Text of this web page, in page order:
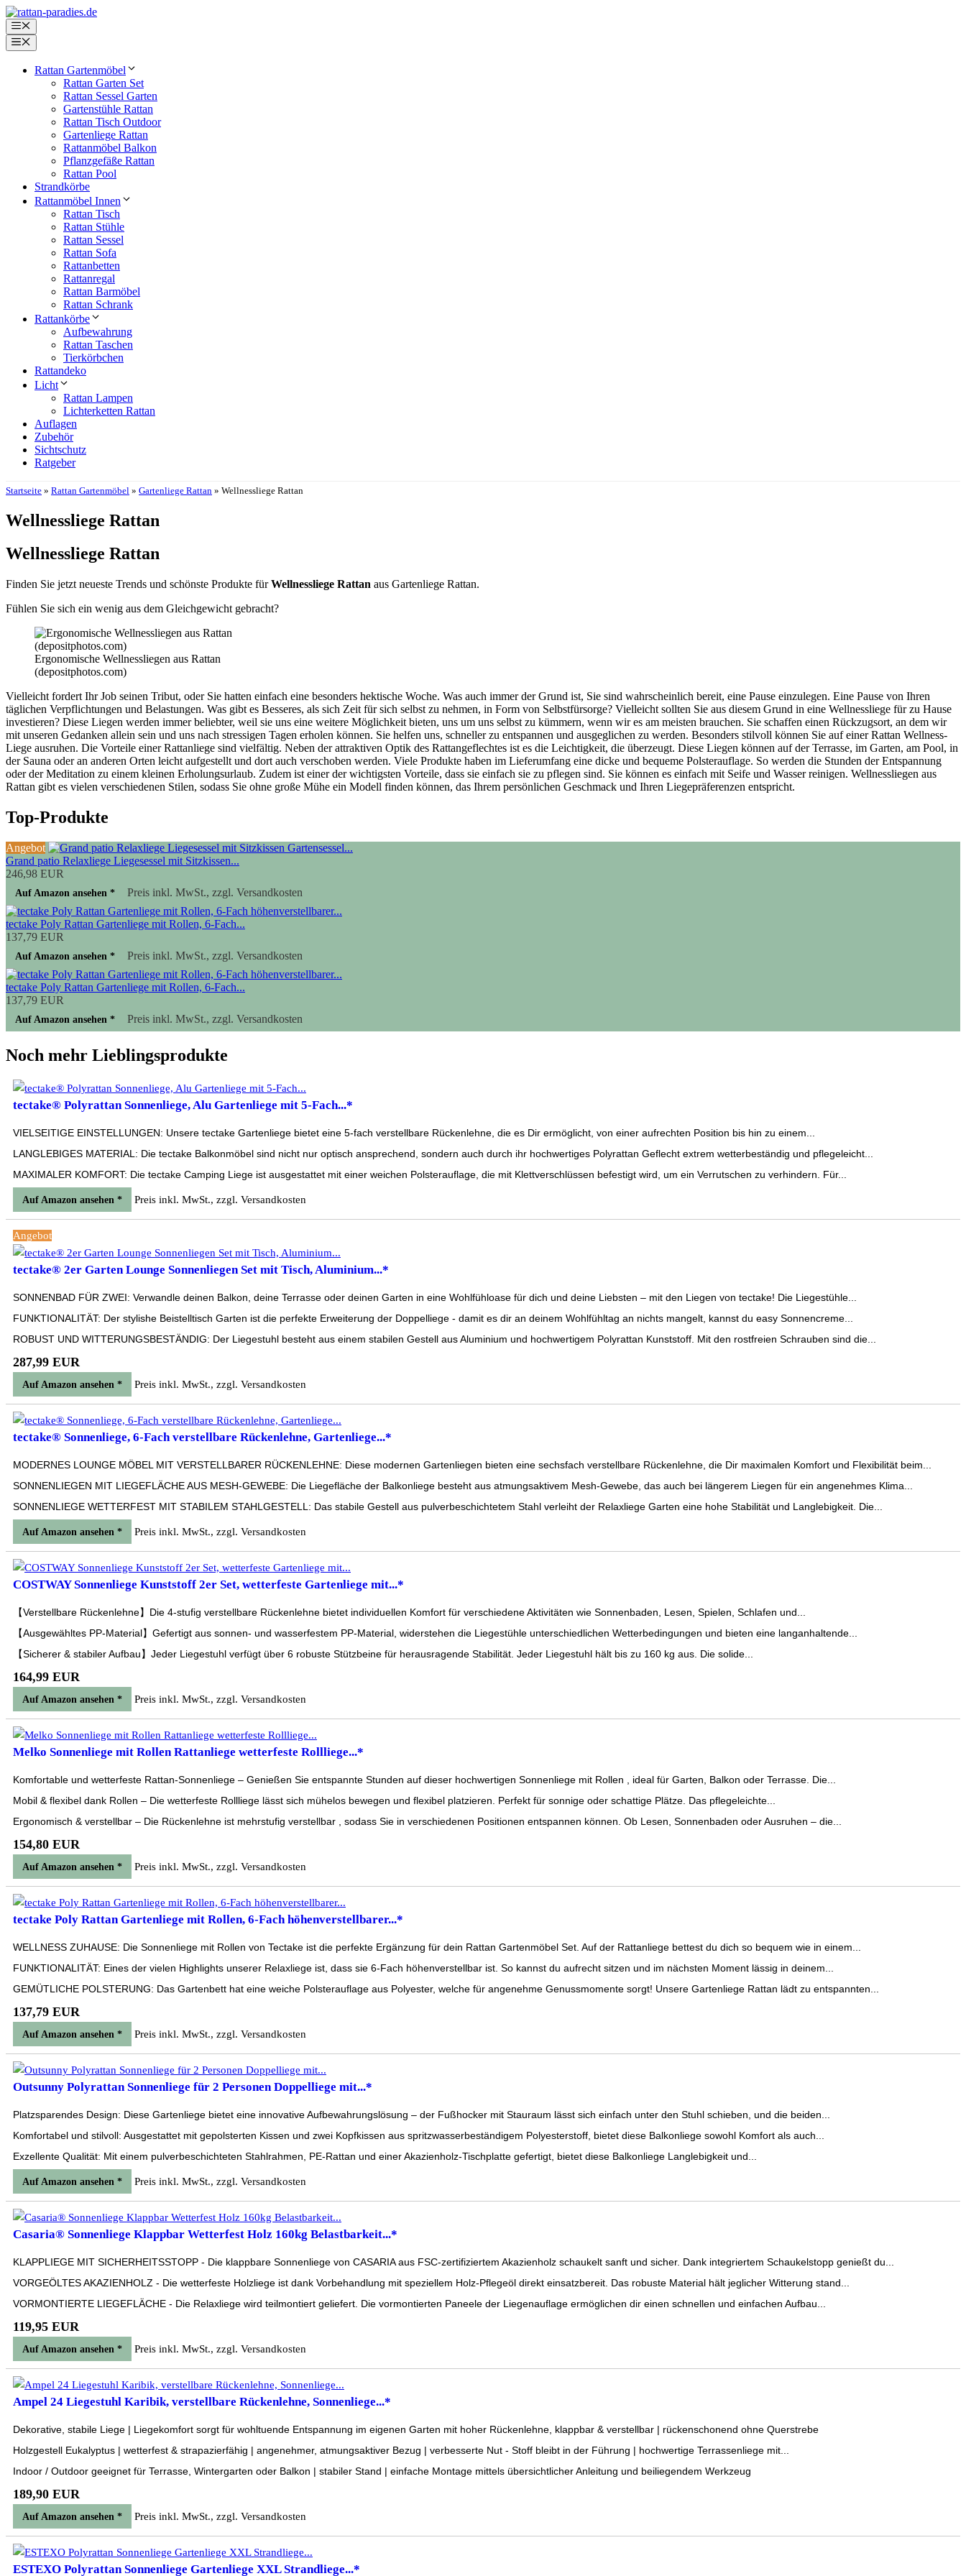
Zum
Inhalt
springen
Menü
Menü
Rattan Gartenmöbel
Rattan Garten Set
Rattan Sessel Garten
Gartenstühle Rattan
Rattan Tisch Outdoor
Gartenliege Rattan
Rattanmöbel Balkon
Pflanzgefäße Rattan
Rattan Pool
Strandkörbe
Rattanmöbel Innen
Rattan Tisch
Rattan Stühle
Rattan Sessel
Rattan Sofa
Rattanbetten
Rattanregal
Rattan Barmöbel
Rattan Schrank
Rattankörbe
Aufbewahrung
Rattan Taschen
Tierkörbchen
Rattandeko
Licht
Rattan Lampen
Lichterketten Rattan
Auflagen
Zubehör
Sichtschutz
Ratgeber
Startseite » Rattan Gartenmöbel » Gartenliege Rattan » Wellnessliege Rattan
Wellnessliege Rattan
Wellnessliege Rattan
Finden Sie jetzt neueste Trends und schönste Produkte fürWellnessliege Rattan aus Gartenliege Rattan.
Fühlen Sie sich ein wenig aus dem Gleichgewicht gebracht?
Ergonomische Wellnessliegen aus Rattan
(depositphotos.com)
Vielleicht fordert Ihr Job seinen Tribut, oder Sie hatten einfach eine besonders hektische Woche. Was auch immer der Grund ist, Sie sind wahrscheinlich bereit, eine Pause einzulegen. Eine Pause von Ihren
täglichen Verpflichtungen und Belastungen. Was gibt es Besseres, als sich Zeit für sich selbst zu nehmen, in Form von Selbstfürsorge? Vielleicht sollten Sie aus diesem Grund in eine Wellnessliege für zu Hause
investieren? Diese Liegen werden immer beliebter, weil sie uns eine weitere Möglichkeit bieten, uns um uns selbst zu kümmern, wenn wir es am meisten brauchen. Sie schaffen einen Rückzugsort, an dem wir
mit unseren Gedanken allein sein und uns nach stressigen Tagen erholen können. Sie helfen uns, schneller zu entspannen und ausgeglichen zu werden. Besonders stilvoll können Sie auf einer Rattan Wellness-
Liege ausruhen. Die Vorteile einer Rattanliege sind vielfältig. Neben der attraktiven Optik des Rattangeflechtes ist es die Leichtigkeit, die überzeugt. Diese Liegen können auf der Terrasse, im Garten, am Pool, in
der Sauna oder an anderen Orten leicht aufgestellt und dort auch verschoben werden. Viele Produkte haben im Lieferumfang eine dicke und bequeme Polsterauflage. So werden die Stunden der Entspannung
oder der Meditation zu einem kleinen Erholungsurlaub. Zudem ist einer der wichtigsten Vorteile, dass sie einfach sie zu pflegen sind. Sie können es einfach mit Seife und Wasser reinigen. Wellnessliegen aus
Rattan gibt es vielen verschiedenen Stilen, sodass Sie ohne große Mühe ein Modell finden können, das Ihrem persönlichen Geschmack und Ihren Liegepräferenzen entspricht.
Top-Produkte
Angebot
Grand patio Relaxliege Liegesessel mit Sitzkissen...
246,98 EUR
Auf Amazon ansehen * Preis inkl. MwSt., zzgl. Versandkosten
tectake Poly Rattan Gartenliege mit Rollen, 6-Fach...
137,79 EUR
Auf Amazon ansehen * Preis inkl. MwSt., zzgl. Versandkosten
tectake Poly Rattan Gartenliege mit Rollen, 6-Fach...
137,79 EUR
Auf Amazon ansehen * Preis inkl. MwSt., zzgl. Versandkosten
Noch mehr Lieblingsprodukte
tectake® Polyrattan Sonnenliege, Alu Gartenliege mit 5-Fach...*
VIELSEITIGE EINSTELLUNGEN: Unsere tectake Gartenliege bietet eine 5-fach verstellbare Rückenlehne, die es Dir ermöglicht, von einer aufrechten Position bis hin zu einem...
LANGLEBIGES MATERIAL: Die tectake Balkonmöbel sind nicht nur optisch ansprechend, sondern auch durch ihr hochwertiges Polyrattan Geflecht extrem wetterbeständig und pflegeleicht...
MAXIMALER KOMFORT: Die tectake Camping Liege ist ausgestattet mit einer weichen Polsterauflage, die mit Klettverschlüssen befestigt wird, um ein Verrutschen zu verhindern. Für...
Auf Amazon ansehen * Preis inkl. MwSt., zzgl. Versandkosten
Angebot
tectake® 2er Garten Lounge Sonnenliegen Set mit Tisch, Aluminium...*
SONNENBAD FÜR ZWEI: Verwandle deinen Balkon, deine Terrasse oder deinen Garten in eine Wohlfühloase für dich und deine Liebsten – mit den Liegen von tectake! Die Liegestühle...
FUNKTIONALITÄT: Der stylishe Beistelltisch Garten ist die perfekte Erweiterung der Doppelliege - damit es dir an deinem Wohlfühltag an nichts mangelt, kannst du easy Sonnencreme...
ROBUST UND WITTERUNGSBESTÄNDIG: Der Liegestuhl besteht aus einem stabilen Gestell aus Aluminium und hochwertigem Polyrattan Kunststoff. Mit den rostfreien Schrauben sind die...
287,99 EUR
Auf Amazon ansehen * Preis inkl. MwSt., zzgl. Versandkosten
tectake® Sonnenliege, 6-Fach verstellbare Rückenlehne, Gartenliege...*
MODERNES LOUNGE MÖBEL MIT VERSTELLBARER RÜCKENLEHNE: Diese modernen Gartenliegen bieten eine sechsfach verstellbare Rückenlehne, die Dir maximalen Komfort und Flexibilität beim...
SONNENLIEGEN MIT LIEGEFLÄCHE AUS MESH-GEWEBE: Die Liegefläche der Balkonliege besteht aus atmungsaktivem Mesh-Gewebe, das auch bei längerem Liegen für ein angenehmes Klima...
SONNENLIEGE WETTERFEST MIT STABILEM STAHLGESTELL: Das stabile Gestell aus pulverbeschichtetem Stahl verleiht der Relaxliege Garten eine hohe Stabilität und Langlebigkeit. Die...
Auf Amazon ansehen * Preis inkl. MwSt., zzgl. Versandkosten
COSTWAY Sonnenliege Kunststoff 2er Set, wetterfeste Gartenliege mit...*
【Verstellbare Rückenlehne】Die 4-stufig verstellbare Rückenlehne bietet individuellen Komfort für verschiedene Aktivitäten wie Sonnenbaden, Lesen, Spielen, Schlafen und...
【Ausgewähltes PP-Material】Gefertigt aus sonnen- und wasserfestem PP-Material, widerstehen die Liegestühle unterschiedlichen Wetterbedingungen und bieten eine langanhaltende...
【Sicherer & stabiler Aufbau】Jeder Liegestuhl verfügt über 6 robuste Stützbeine für herausragende Stabilität. Jeder Liegestuhl hält bis zu 160 kg aus. Die solide...
164,99 EUR
Auf Amazon ansehen * Preis inkl. MwSt., zzgl. Versandkosten
Melko Sonnenliege mit Rollen Rattanliege wetterfeste Rollliege...*
Komfortable und wetterfeste Rattan-Sonnenliege – Genießen Sie entspannte Stunden auf dieser hochwertigen Sonnenliege mit Rollen , ideal für Garten, Balkon oder Terrasse. Die...
Mobil & flexibel dank Rollen – Die wetterfeste Rollliege lässt sich mühelos bewegen und flexibel platzieren. Perfekt für sonnige oder schattige Plätze. Das pflegeleichte...
Ergonomisch & verstellbar – Die Rückenlehne ist mehrstufig verstellbar , sodass Sie in verschiedenen Positionen entspannen können. Ob Lesen, Sonnenbaden oder Ausruhen – die...
154,80 EUR
Auf Amazon ansehen * Preis inkl. MwSt., zzgl. Versandkosten
tectake Poly Rattan Gartenliege mit Rollen, 6-Fach höhenverstellbarer...*
WELLNESS ZUHAUSE: Die Sonnenliege mit Rollen von Tectake ist die perfekte Ergänzung für dein Rattan Gartenmöbel Set. Auf der Rattanliege bettest du dich so bequem wie in einem...
FUNKTIONALITÄT: Eines der vielen Highlights unserer Relaxliege ist, dass sie 6-Fach höhenverstellbar ist. So kannst du aufrecht sitzen und im nächsten Moment lässig in deinem...
GEMÜTLICHE POLSTERUNG: Das Gartenbett hat eine weiche Polsterauflage aus Polyester, welche für angenehme Genussmomente sorgt! Unsere Gartenliege Rattan lädt zu entspannten...
137,79 EUR
Auf Amazon ansehen * Preis inkl. MwSt., zzgl. Versandkosten
Outsunny Polyrattan Sonnenliege für 2 Personen Doppelliege mit...*
Platzsparendes Design: Diese Gartenliege bietet eine innovative Aufbewahrungslösung – der Fußhocker mit Stauraum lässt sich einfach unter den Stuhl schieben, und die beiden...
Komfortabel und stilvoll: Ausgestattet mit gepolsterten Kissen und zwei Kopfkissen aus spritzwasserbeständigem Polyesterstoff, bietet diese Balkonliege sowohl Komfort als auch...
Exzellente Qualität: Mit einem pulverbeschichteten Stahlrahmen, PE-Rattan und einer Akazienholz-Tischplatte gefertigt, bietet diese Balkonliege Langlebigkeit und...
Auf Amazon ansehen * Preis inkl. MwSt., zzgl. Versandkosten
Casaria® Sonnenliege Klappbar Wetterfest Holz 160kg Belastbarkeit...*
KLAPPLIEGE MIT SICHERHEITSSTOPP - Die klappbare Sonnenliege von CASARIA aus FSC-zertifiziertem Akazienholz schaukelt sanft und sicher. Dank integriertem Schaukelstopp genießt du...
VORGEÖLTES AKAZIENHOLZ - Die wetterfeste Holzliege ist dank Vorbehandlung mit speziellem Holz-Pflegeöl direkt einsatzbereit. Das robuste Material hält jeglicher Witterung stand...
VORMONTIERTE LIEGEFLÄCHE - Die Relaxliege wird teilmontiert geliefert. Die vormontierten Paneele der Liegenauflage ermöglichen dir einen schnellen und einfachen Aufbau...
119,95 EUR
Auf Amazon ansehen * Preis inkl. MwSt., zzgl. Versandkosten
Ampel 24 Liegestuhl Karibik, verstellbare Rückenlehne, Sonnenliege...*
Dekorative, stabile Liege | Liegekomfort sorgt für wohltuende Entspannung im eigenen Garten mit hoher Rückenlehne, klappbar & verstellbar | rückenschonend ohne Querstrebe
Holzgestell Eukalyptus | wetterfest & strapazierfähig | angenehmer, atmungsaktiver Bezug | verbesserte Nut - Stoff bleibt in der Führung | hochwertige Terrassenliege mit...
Indoor / Outdoor geeignet für Terrasse, Wintergarten oder Balkon | stabiler Stand | einfache Montage mittels übersichtlicher Anleitung und beiliegendem Werkzeug
189,90 EUR
Auf Amazon ansehen * Preis inkl. MwSt., zzgl. Versandkosten
ESTEXO Polyrattan Sonnenliege Gartenliege XXL Strandliege...*